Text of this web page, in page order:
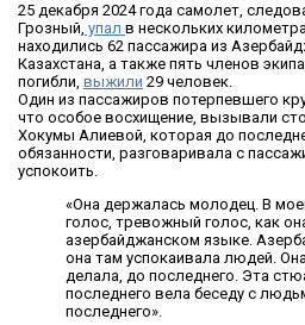
25 декабря 2024 года самолет,
Грозный, упал в нескольких
находились 62 пассажира из
Казахстана, а также пять членов
погибли, выжили 29 человек.
Один из пассажиров потерпевшего
что особое восхищение, вызывали
Хокумы Алиевой, которая до
обязанности, разговаривала с
успокоить.
«Она держалась молодец. В
голос, тревожный голос, как
азербайджанском языке.
она там успокаивала людей.
делала, до последнего. Эта
последнего вела беседу с
последнего».